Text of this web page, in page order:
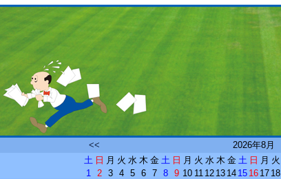
<< 2026年8月
土 日 月 火 水 木 金 土 日 月 火 水 木 金 土 日 月 火
1
2 3 4 5 6 7 8 9 10 11 12 13 14 15 16 17 18